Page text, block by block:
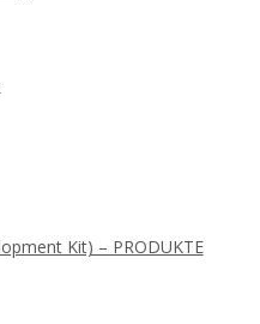
Kit) – PRODUKTE